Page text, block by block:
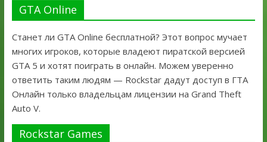
GTA Online
Станет ли GTA Online бесплатной? Этот вопрос мучает
многих игроков, которые владеют пиратской версией
GTA 5 и хотят поиграть в онлайн. Можем уверенно
ответить таким людям — Rockstar дадут доступ в ГТА
Онлайн только владельцам лицензии на Grand Theft
Auto V.
Rockstar Games